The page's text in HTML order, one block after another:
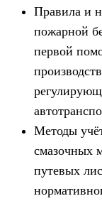
Правила и
пожарной
первой
Методы
смазочных
путевых